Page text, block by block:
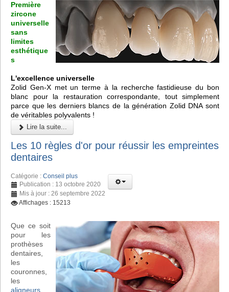
Première
zircone
universelle
sans
limites
esthétique
s
L'excellence universelle
Zolid Gen-X met un terme à la recherche fastidieuse du bon
blanc pour la restauration correspondante, tout simplement
parce que les derniers blancs de la génération Zolid DNA sont
de véritables polyvalents !
Lire la suite...
Les 10 règles d'or pour réussir les empreintes
dentaires
Catégorie : Conseil plus
Publication : 13 octobre 2020
Mis à jour : 26 septembre 2022
Affichages : 15213
Que ce soit
pour les
prothèses
dentaires,
les
couronnes,
les
aligneurs